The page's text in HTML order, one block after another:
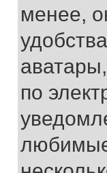
менее,
по
любимые